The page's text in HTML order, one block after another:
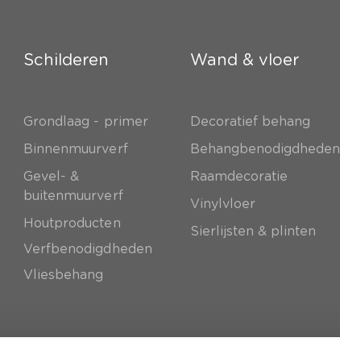
Schilderen
Grondlaag - primer
Binnenmuurverf
Gevel- &
buitenmuurverf
Houtproducten
Verfbenodigdheden
Vliesbehang
Wand & vloer
Decoratief behang
Behangbenodigdheden
Raamdecoratie
Vinylvloer
Sierlijsten & plinten